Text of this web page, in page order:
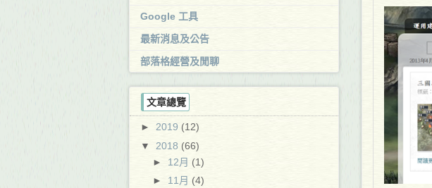
Google 工具
最新消息及公告
部落格經營及閒聊
文章總覽
► 2019 (12)
▼ 2018 (66)
► 12月 (1)
► 11月 (4)